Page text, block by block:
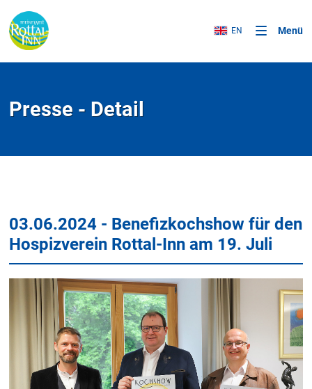
EN Menü
Presse - Detail
03.06.2024 - Benefizkochshow für den
Hospizverein Rottal-Inn am 19. Juli